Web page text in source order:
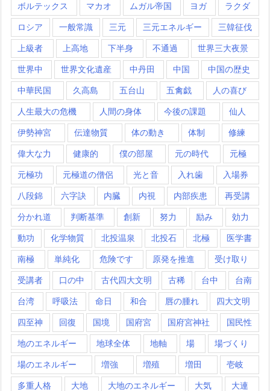
ボルテックス マカオ ムガル帝国 ヨガ ラクダ
ロシア 一般常識 三元 三元エネルギー 三韓征伐
上級者 上高地 下半身 不通過 世界三大夜景
世界中 世界文化遺産 中丹田 中国 中国の歴史
中華民国 久高島 五台山 五禽戯 人の喜び
人生最大の危機 人間の身体 今後の課題 仙人
伊勢神宮 伝達物質 体の動き 体制 修練
偉大な力 健康的 僕の部屋 元の時代 元極
元極功 元極道の僧侶 光と音 入れ歯 入場券
八段錦 六字訣 内臓 内視 内部疾患 再受講
分かれ道 判断基準 創新 努力 励み 効力
動功 化学物質 北投温泉 北投石 北極 医学書
南極 単純化 危険です 原発を推進 受け取り
受講者 口の中 古代四大文明 古稀 台中 台南
台湾 呼吸法 命日 和合 唇の腫れ 四大文明
四至神 回復 国境 国府宮 国府宮神社 国民性
地のエネルギー 地球全体 地軸 場 場づくり
場のエネルギー 増強 増殖 増田 壱岐
多重人格 大地 大地のエネルギー 大気 大連